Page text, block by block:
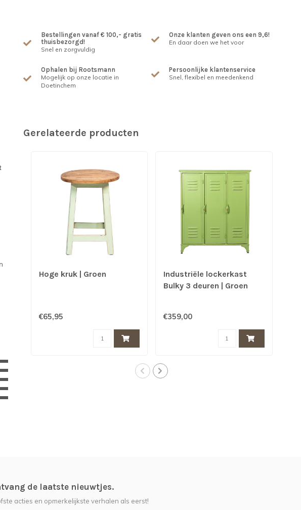
Bestellingen vanaf € 100,- gratis
thuisbezorgd!
Snel en zorgvuldig
Onze klanten geven ons een 9,6!
En daar doen we het voor
Ophalen bij Rootsmann
Mogelijk op onze locatie in
Doetinchem
Persoonlijke klantenservice
Snel, flexibel en meedenkend
Gerelateerde producten
Hoge kruk | Groen
€65,95
Industriële lockerkast
Bulky 3 deuren | Groen
€359,00
de laatste nieuwtjes.
acties en opmerkelijkste verhalen als eerst!